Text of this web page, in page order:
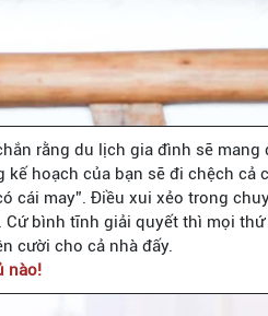
rằng du lịch gia đình sẽ
kế hoạch của bạn sẽ đi chệch
cái may”. Điều xui xẻo trong
bình tĩnh giải quyết thì mọi
cười cho cả nhà đấy.
nào!